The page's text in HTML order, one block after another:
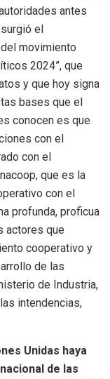
antes
el
movimiento
2024”, que
y que hoy signa
bases que el
conocen es que
con el
con el
que es la
con el
profunda, proficua
actores que
cooperativo y
de las
de Industria,
intendencias,
Unidas haya
de las